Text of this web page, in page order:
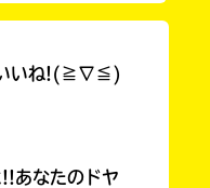
いいね!(≧∇≦)
あなたのドヤ